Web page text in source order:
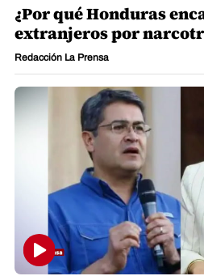
¿Por qué Honduras
extranjeros por
Redacción La Prensa